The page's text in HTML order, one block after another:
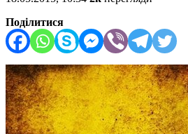
Поділитися